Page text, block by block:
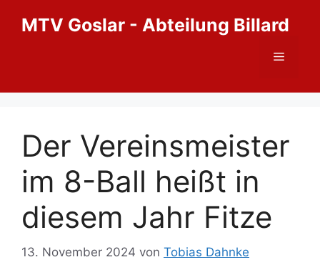
InhaltMTV Goslar - Abteilung Billard
Menü
Der Vereinsmeister
im 8-Ball heißt in
diesem Jahr Fitze
13. November 2024 von Tobias Dahnke